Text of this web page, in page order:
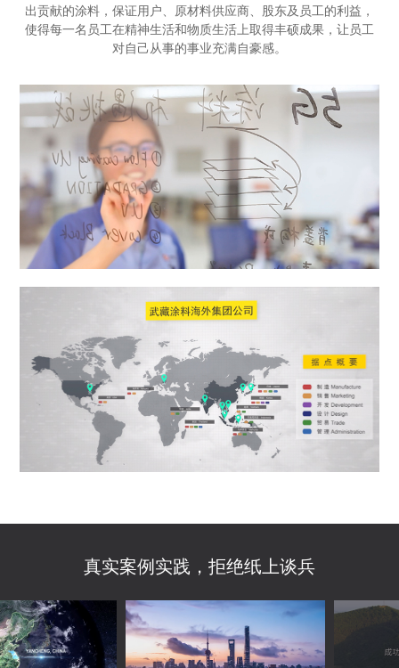
出贡献的涂料，保证用户、原材料供应商、股东及员工的利益，
使得每一名员工在精神生活和物质生活上取得丰硕成果，让员工
对自己从事的事业充满自豪感。
真实案例实践，拒绝纸上谈兵